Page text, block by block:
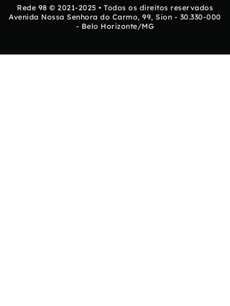
Rede 98 © 2021-2025 • Todos os direitos reservados
Avenida Nossa Senhora do Carmo, 99, Sion - 30.330-000
- Belo Horizonte/MG